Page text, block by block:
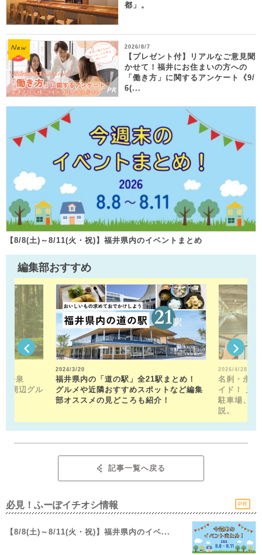
都」。
2026/8/7
【プレゼント付】リアルなご意見聞
かせて！福井にお住まいの方への
「働き方」に関するアンケート《9/
6(...
【8/8(土)～8/11(火・祝)】福井県内のイベントまとめ
編集部おすすめ
平泉
周辺グル
2024/3/20
福井県内の「道の駅」全21駅まとめ！
グルメや近隣おすすめスポットなど編集
部オススメの見どころも紹介！
2026/4/28
名刹・永平
イド！ 見
駐車場、お
説。
記事一覧へ戻る
必見！ふーぽイチオシ情報 PR
【8/8(土)～8/11(火・祝)】福井県内のイベ...